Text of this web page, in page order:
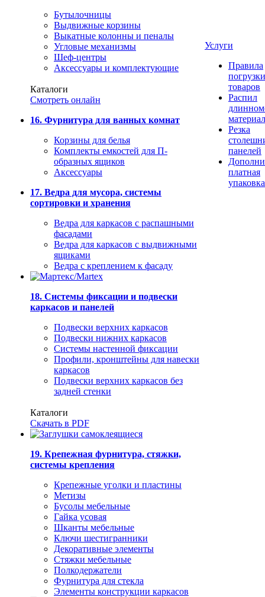
Бутылочницы
Выдвижные корзины
Выкатные колонны и пеналы
Угловые механизмы
Шеф-центры
Аксессуары и комплектующие
Каталоги
Смотреть онлайн
16. Фурнитура для ванных комнат
Корзины для белья
Комплекты емкостей для П-
образных ящиков
Аксессуары
17. Ведра для мусора, системы
сортировки и хранения
Ведра для каркасов с распашными
фасадами
Ведра для каркасов с выдвижными
ящиками
Ведра с креплением к фасаду
18. Системы фиксации и подвески
каркасов и панелей
Подвески верхних каркасов
Подвески нижних каркасов
Системы настенной фиксации
Профили, кронштейны для навески
каркасов
Подвески верхних каркасов без
задней стенки
Каталоги
Скачать в PDF
19. Крепежная фурнитура, стяжки,
системы крепления
Крепежные уголки и пластины
Метизы
Бусолы мебельные
Гайка усовая
Шканты мебельные
Ключи шестигранники
Декоративные элементы
Стяжки мебельные
Полкодержатели
Фурнитура для стекла
Элементы конструкции каркасов
Услуги
Правила
погрузки
товаров
Распил
Резка
панелей
платная
упаковка